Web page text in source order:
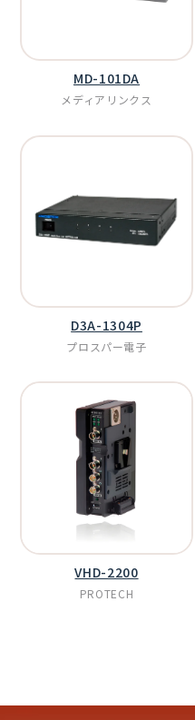
MD-101DA
メディアリンクス
D3A-1304P
プロスパー電子
VHD-2200
PROTECH